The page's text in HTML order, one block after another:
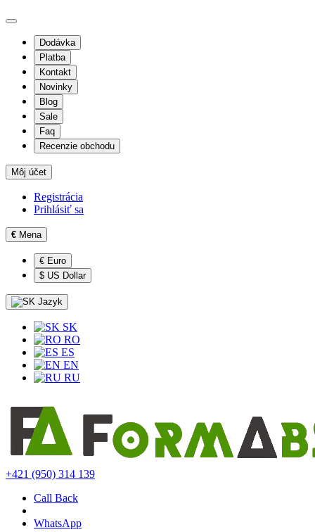
Dodávka
Platba
Kontakt
Novinky
Blog
Sale
Faq
Recenzie obchodu
Môj účet
Registrácia
Prihlásiť sa
€ Mena
€ Euro
$ US Dollar
Jazyk
SK
RO
ES
EN
RU
+421 (950) 314 139
Call Back
WhatsApp